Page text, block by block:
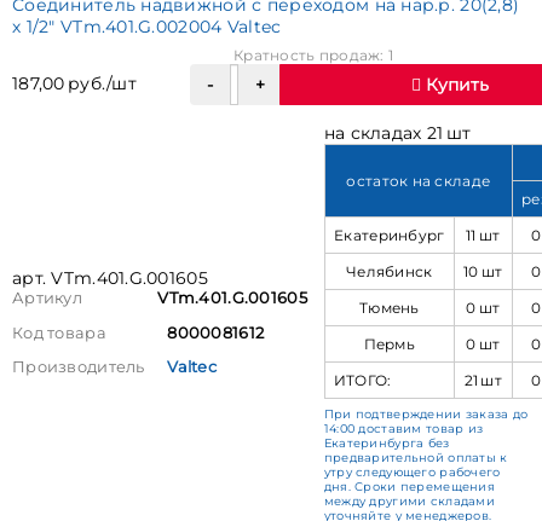
х 1/2" VTm.401.G.002004 Valtec
187,00 руб./шт
Кратность продаж: 1
Купить
арт. VTm.401.G.001605
Артикул
VTm.401.G.001605
Код товара
8000081612
Производитель
Valtec
на складах 21 шт
остаток на складе
Екатеринбург
11 шт
Челябинск
10 шт
Тюмень
0 шт
Пермь
0 шт
ИТОГО:
21 шт
При подтверждении заказа до
14:00 доставим товар из
Екатеринбурга без
предварительной оплаты к
утру следующего рабочего
дня. Сроки перемещения
между другими складами
уточняйте у менеджеров.